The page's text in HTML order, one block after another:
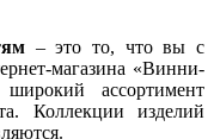
– это то, что вы с
магазина «Винни-
ассортимент
Коллекции изделий